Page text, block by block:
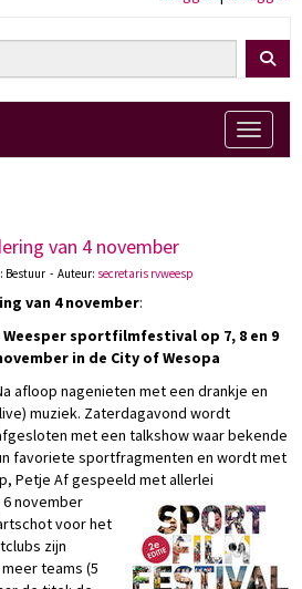
Toggle
van 4 november
Bestuur - Auteur: secretaris rvweesp
van 4 november:
Weesper sportfilmfestival op 7, 8 en 9
in de City of Wesopa
afloop nagenieten met een drankje en
muziek. Zaterdagavond wordt
met een talkshow waar bekende
favoriete sportfragmenten en wordt met
Petje Af gespeeld met allerlei
6 november
voor het
zijn
teams (5